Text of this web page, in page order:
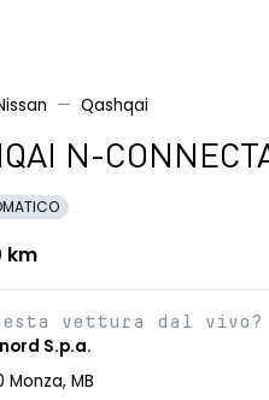
Qashqai
N-
km
vettura dal vivo?
S.p.a.
MB